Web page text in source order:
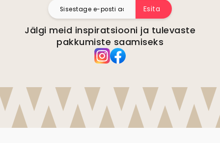
Esita
Jälgi meid inspiratsiooni ja tulevaste
pakkumiste saamiseks